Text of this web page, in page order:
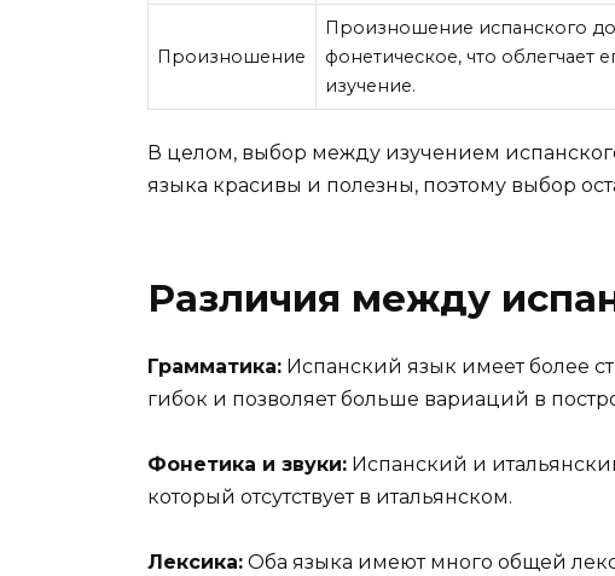
Произношение
Произношение испанского
фонетическое, что облегчает
изучение.
В целом, выбор между изучением
языка красивы и полезны, поэтому выбор
Различия между
Грамматика: Испанский язык имеет более
гибок и позволяет больше вариаций в
Фонетика и звуки: Испанский и
который отсутствует в итальянском.
Лексика: Оба языка имеют много общей